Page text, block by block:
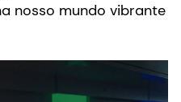
nosso mundo vibrante